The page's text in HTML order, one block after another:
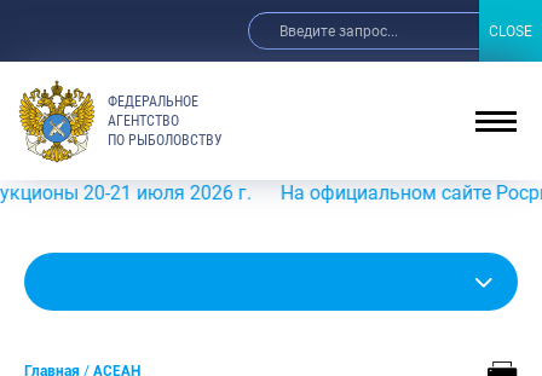
ФЕДЕРАЛЬНОЕ
АГЕНТСТВО
ПО РЫБОЛОВСТВУ
20-21 июля 2026 г. На официальном сайте
Главная АСЕАН
CLOSE
CLOSE